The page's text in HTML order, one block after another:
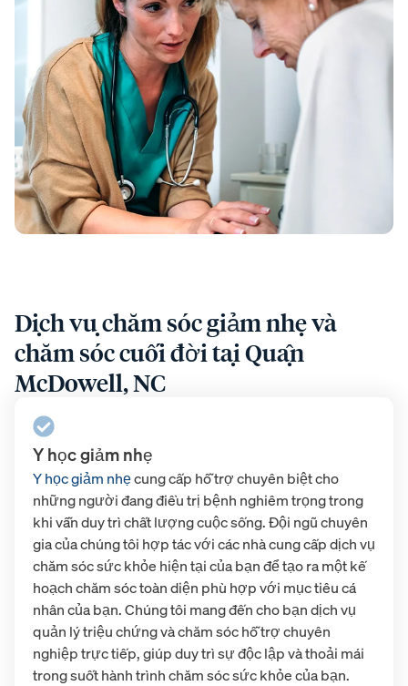
Dịch vụ chăm sóc giảm nhẹ và
chăm sóc cuối đời tại Quận
McDowell, NC
Y học giảm nhẹ
Y học giảm nhẹcung cấp hỗ trợ chuyên biệt cho
những người đang điều trị bệnh nghiêm trọng trong
khi vẫn duy trì chất lượng cuộc sống. Đội ngũ chuyên
gia của chúng tôi hợp tác với các nhà cung cấp dịch vụ
chăm sóc sức khỏe hiện tại của bạn để tạo ra một kế
hoạch chăm sóc toàn diện phù hợp với mục tiêu cá
nhân của bạn. Chúng tôi mang đến cho bạn dịch vụ
quản lý triệu chứng và chăm sóc hỗ trợ chuyên
nghiệp trực tiếp, giúp duy trì sự độc lập và thoải mái
trong suốt hành trình chăm sóc sức khỏe của bạn.